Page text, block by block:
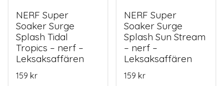
NERF Super
Soaker Surge
Splash Tidal
Tropics – nerf –
Leksaksaffären
159 kr
NERF Super
Soaker Surge
Splash Sun Stream
– nerf –
Leksaksaffären
159 kr